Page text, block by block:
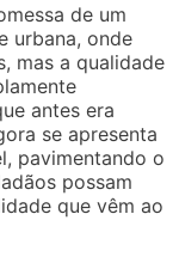
de um
urbana, onde
mas a qualidade
antes era
se apresenta
pavimentando o
possam
que vêm ao